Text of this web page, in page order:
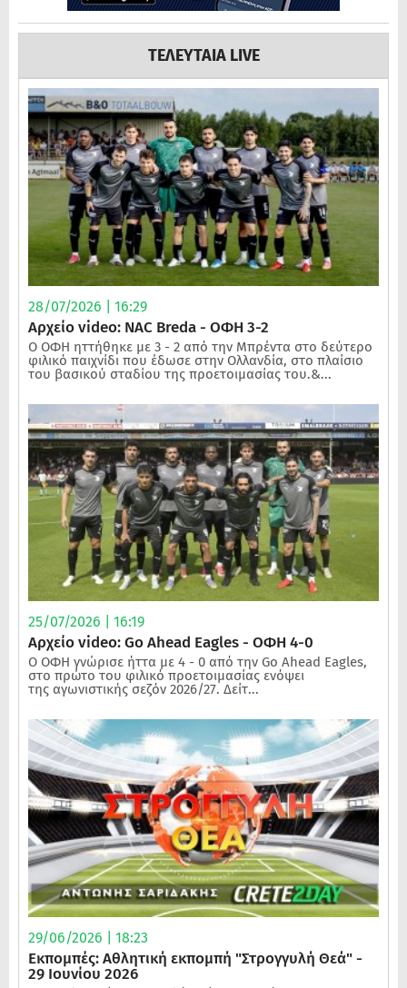
ΤΕΛΕΥΤΑΙΑ LIVE
28/07/2026 | 16:29
Αρχείο video: NAC Breda - ΟΦΗ 3-2
Ο ΟΦΗ ηττήθηκε με 3 - 2 από την Μπρέντα στο δεύτερο
φιλικό παιχνίδι που έδωσε στην Ολλανδία, στο πλαίσιο
του βασικού σταδίου της προετοιμασίας του.&...
25/07/2026 | 16:19
Αρχείο video: Go Ahead Eagles - ΟΦΗ 4-0
Ο ΟΦΗ γνώρισε ήττα με 4 - 0 από την Go Ahead Eagles,
στο πρώτο του φιλικό προετοιμασίας ενόψει
της αγωνιστικής σεζόν 2026/27. Δείτ...
29/06/2026 | 18:23
Εκπομπές: Αθλητική εκπομπή "Στρογγυλή Θεά" -
29 Ιουνίου 2026